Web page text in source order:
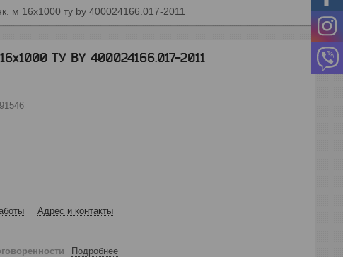
м 16х1000 ту by 400024166.017-2011
ТУ BY 400024166.017-2011
Адрес и контакты
Подробнее